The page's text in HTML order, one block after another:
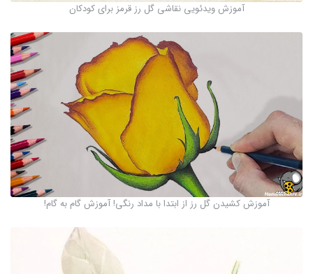
آموزش ویدئویی نقاشی گل رز قرمز برای کودکان
آموزش کشیدن گل رز از ابتدا با مداد رنگی! آموزش گام به گام!